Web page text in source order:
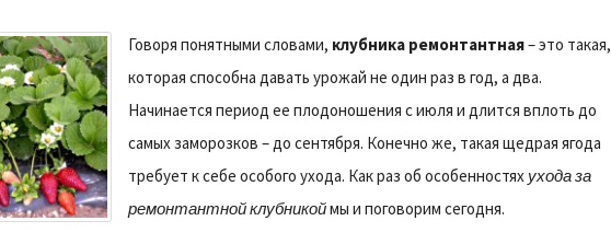
Говоря понятными словами, клубника ремонтантная– это такая,
которая способна давать урожай не один раз в год, а два.
Начинается период ее плодоношения с июля и длится вплоть до
самых заморозков – до сентября. Конечно же, такая щедрая ягода
требует к себе особого ухода. Как раз об особенностях ухода за
ремонтантной клубникоймы и поговорим сегодня.